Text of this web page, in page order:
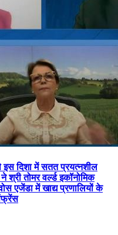
इस दिशा में सतत प्रयत्नशील
श्री तोमर वर्ल्ड इकॉनोमिक
एजेंडा में खाद्य प्रणालियों के